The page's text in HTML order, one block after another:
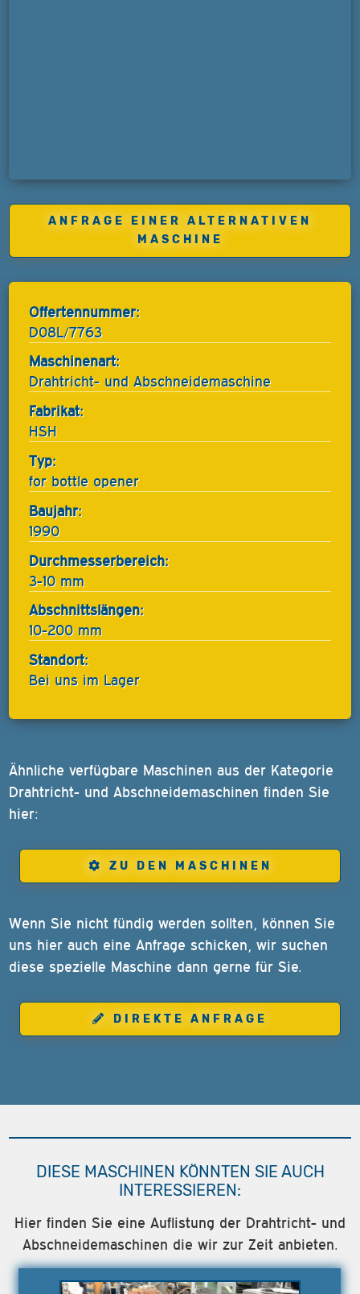
ANFRAGE EINER ALTERNATIVEN
MASCHINE
Offertennummer:
D08L/7763
Maschinenart:
Drahtricht- und Abschneidemaschine
Fabrikat:
HSH
Typ:
for bottle opener
Baujahr:
1990
Durchmesserbereich:
3-10 mm
Abschnittslängen:
10-200 mm
Standort:
Bei uns im Lager
Ähnliche verfügbare Maschinen aus der Kategorie
Drahtricht- und Abschneidemaschinen finden Sie
hier:
ZU DEN MASCHINEN
Wenn Sie nicht fündig werden sollten, können Sie
uns hier auch eine Anfrage schicken, wir suchen
diese spezielle Maschine dann gerne für Sie.
DIREKTE ANFRAGE
DIESE MASCHINEN KÖNNTEN SIE AUCH
INTERESSIEREN:
Hier finden Sie eine Auflistung der Drahtricht- und
Abschneidemaschinen die wir zur Zeit anbieten.